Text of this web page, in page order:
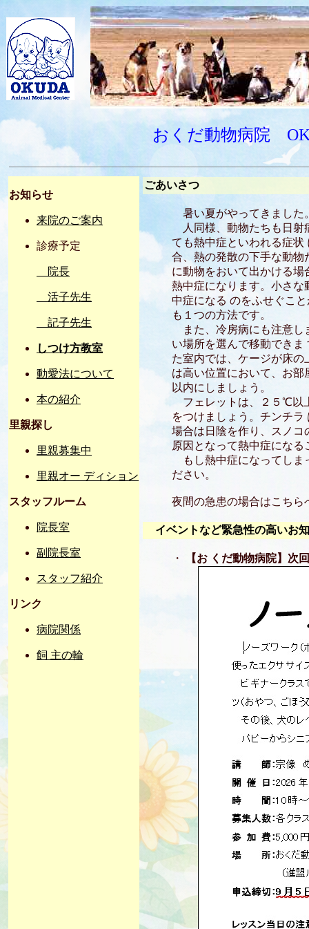
おくだ動物病院
お知らせ
来院のご案内
診療予定
院長
活子先生
記子先生
しつけ方教室
動愛法について
本の紹介
里親探し
里親募集中
里親オー ディション
スタッフルーム
院長室
副院長室
スタッフ紹介
リンク
病院関係
飼 主の輪
ごあいさつ
暑い夏がやってきました
人同様、動物たちも日射
ても熱中症といわれる症
合、熱の発散の下手な動
に動物をおいて出かける
熱中症になります。小さ
中症になる のをふせぐこ
も１つの方法です。
また、冷房病にも注意し
い場所を選んで移動でき
た室内では、ケージが床
は高い位置において、お
以内にしましょう。
フェレットは、２５℃以
をつけましょう。チンチ
場合は日陰を作り、スノ
原因となって熱中症にな
もし熱中症になってしま
ださい。
夜間の急患の場合はこちら
イベントなど緊急性の高いお
・ 【お くだ動物病院】次